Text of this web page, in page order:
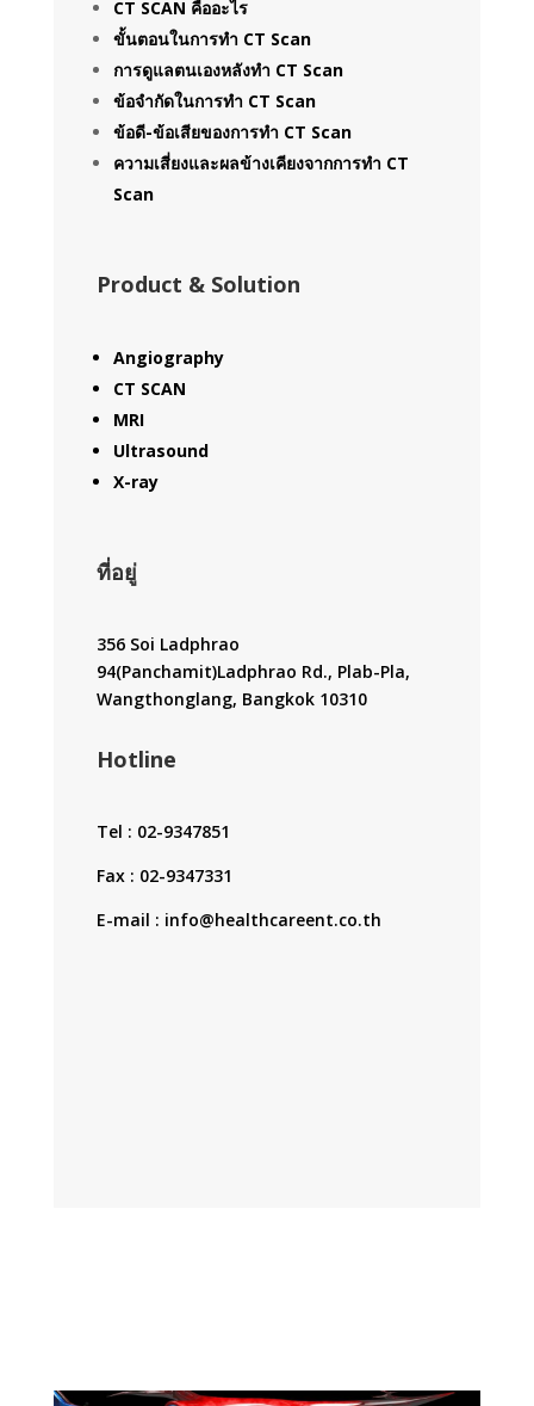
CT SCAN คืออะไร
ขั้นตอนในการทำ CT Scan
การดูแลตนเองหลังทำ CT Scan
ข้อจำกัดในการทำ CT Scan
ข้อดี-ข้อเสียของการทำ CT Scan
ความเสี่ยงและผลข้างเคียงจากการทำ CT
Scan
Product & Solution
Angiography
CT SCAN
MRI
Ultrasound
X-ray
ที่อยู่
356 Soi Ladphrao
94(Panchamit)Ladphrao Rd., Plab-Pla,
Wangthonglang, Bangkok 10310
Hotline
Tel : 02-9347851
Fax : 02-9347331
E-mail : info@healthcareent.co.th